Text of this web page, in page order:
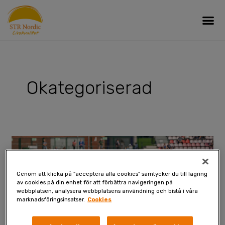
content
Okategoriserad
Dopingtestade
produkter
Alla
produkter
har
Genom att klicka på "acceptera alla cookies" samtycker du till lagring
av cookies på din enhet för att förbättra navigeringen på
webbplatsen, analysera webbplatsens användning och bistå i våra
marknadsföringsinsatser. Cookies